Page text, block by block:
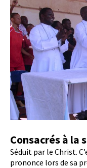
Consacrés à la
Séduit par le Christ.
prononce lors de sa